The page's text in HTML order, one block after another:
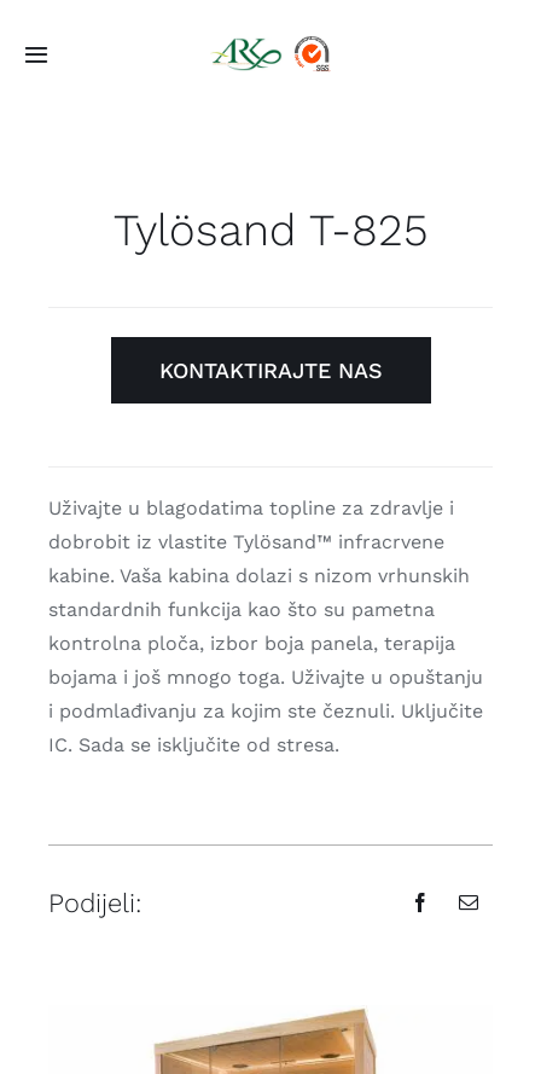
Toggle
Tylösand T-825
KONTAKTIRAJTE NAS
Uživajte u blagodatima topline za zdravlje i
dobrobit iz vlastite Tylösand™ infracrvene
kabine. Vaša kabina dolazi s nizom vrhunskih
standardnih funkcija kao što su pametna
kontrolna ploča, izbor boja panela, terapija
bojama i još mnogo toga. Uživajte u opuštanju
i podmlađivanju za kojim ste čeznuli. Uključite
IC. Sada se isključite od stresa.
Podijeli: